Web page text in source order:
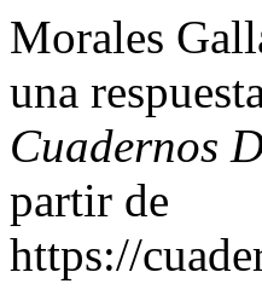
Morales
una
Cuadernos
partir de
https://